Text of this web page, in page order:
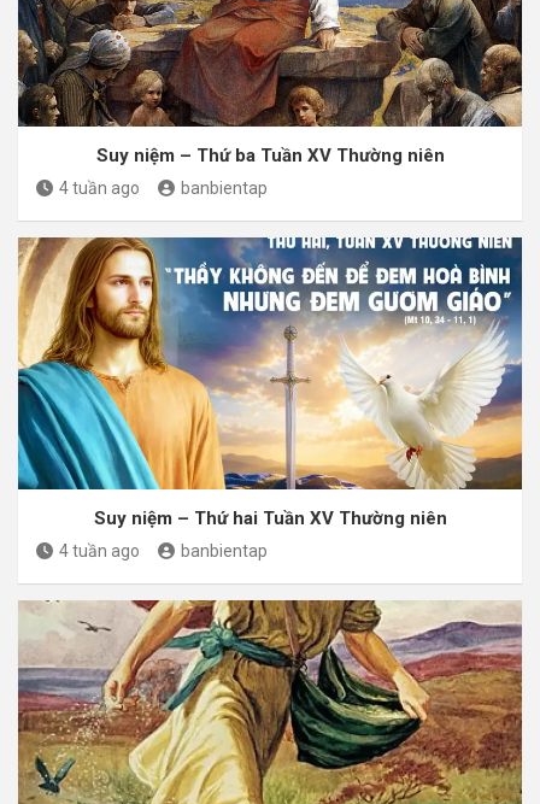
Suy niệm – Thứ ba Tuần XV Thường niên
4 tuần ago banbientap
Suy niệm – Thứ hai Tuần XV Thường niên
4 tuần ago banbientap